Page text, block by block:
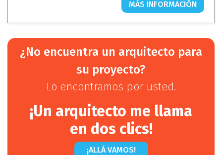
MÁS INFORMACIÓN
¿No encuentra un arquitecto para
su proyecto?
Lo encontramos por usted.
¡Un arquitecto me llama
en dos clics!
¡ALLÁ VAMOS!